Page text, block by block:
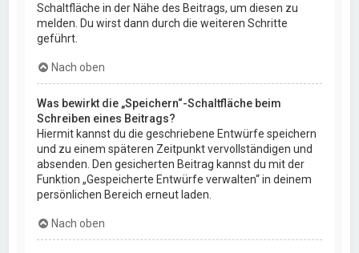
Schaltfläche in der Nähe des Beitrags, um diesen zu
melden. Du wirst dann durch die weiteren Schritte
geführt.
Nach oben
Was bewirkt die „Speichern“-Schaltfläche beim
Schreiben eines Beitrags?
Hiermit kannst du die geschriebene Entwürfe speichern
und zu einem späteren Zeitpunkt vervollständigen und
absenden. Den gesicherten Beitrag kannst du mit der
Funktion „Gespeicherte Entwürfe verwalten“ in deinem
persönlichen Bereich erneut laden.
Nach oben